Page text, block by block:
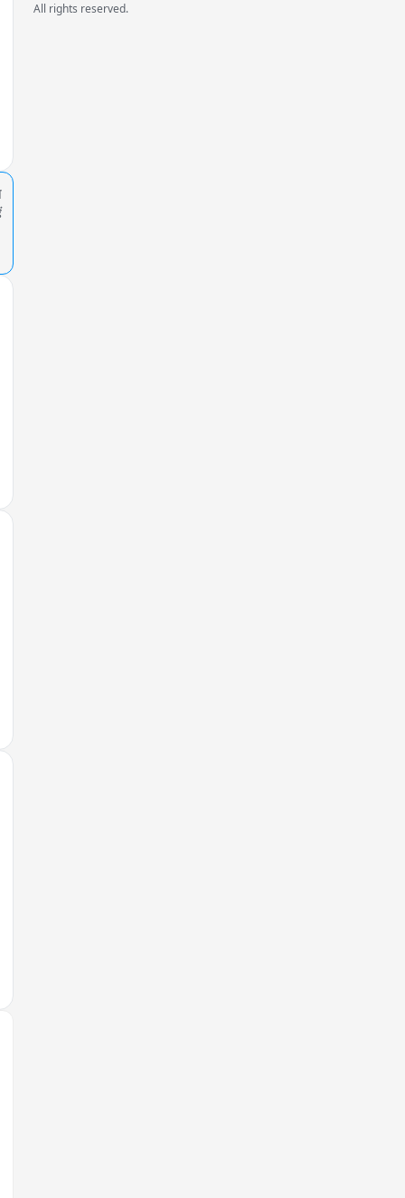
All rights reserved.